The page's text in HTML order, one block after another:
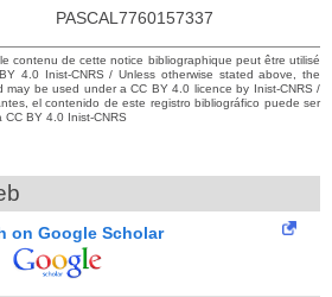
PASCAL7760157337
contenu de cette notice bibliographique peut être utilisé
4.0 Inist-CNRS / Unless otherwise stated above, the
may be used under a CC BY 4.0 licence by Inist-CNRS /
el contenido de este registro bibliográfico puede ser
BY 4.0 Inist-CNRS
on Google Scholar